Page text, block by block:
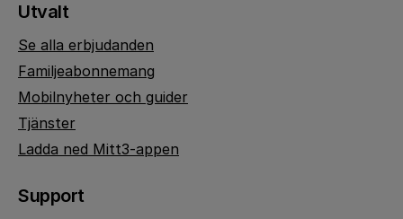
Utvalt
Se alla erbjudanden
Familjeabonnemang
Mobilnyheter och guider
Tjänster
Ladda ned Mitt3-appen
Support